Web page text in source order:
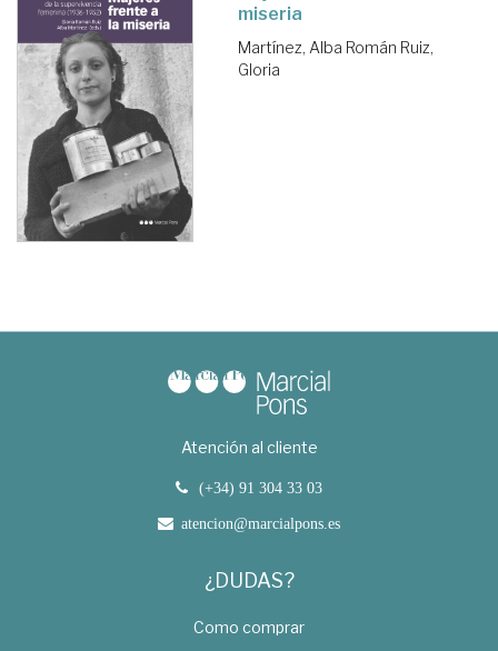
miseria
Martínez, Alba Román Ruiz,
Gloria
Atención al cliente
(+34) 91 304 33 03
atencion@marcialpons.es
¿DUDAS?
Como comprar